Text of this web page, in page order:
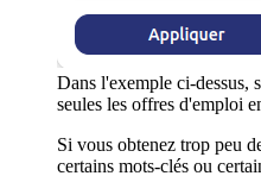
Dans l'exemple ci-dessus,
seules les offres d'emploi
Si vous obtenez trop peu
certains mots-clés ou